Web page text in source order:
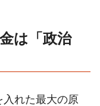
は「政治
れた最大の原